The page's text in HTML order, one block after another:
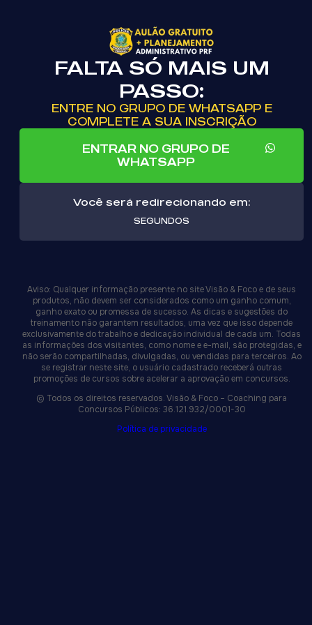
FALTA SÓ MAIS UM
PASSO:
ENTRE NO GRUPO DE WHATSAPP E
COMPLETE A SUA INSCRIÇÃO
ENTRAR NO GRUPO DE
WHATSAPP
Você será redirecionando em:
SEGUNDOS
Aviso: Qualquer informação presente no site Visão & Foco e de seus
produtos, não devem ser considerados como um ganho comum,
ganho exato ou promessa de sucesso. As dicas e sugestões do
treinamento não garantem resultados, uma vez que isso depende
exclusivamente do trabalho e dedicação individual de cada um. Todas
as informações dos visitantes, como nome e e-mail, são protegidas, e
não serão compartilhadas, divulgadas, ou vendidas para terceiros. Ao
se registrar neste site, o usuário cadastrado receberá outras
promoções de cursos sobre acelerar a aprovação em concursos.
© Todos os direitos reservados. Visão & Foco – Coaching para
Concursos Públicos: 36.121.932/0001-30
Política de privacidade